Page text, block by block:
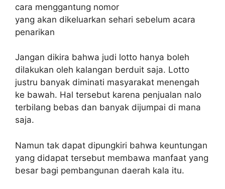
cara menggantung nomor
yang akan dikeluarkan sehari sebelum acara
penarikan
Jangan dikira bahwa judi lotto hanya boleh
dilakukan oleh kalangan berduit saja. Lotto
justru banyak diminati masyarakat menengah
ke bawah. Hal tersebut karena penjualan nalo
terbilang bebas dan banyak dijumpai di mana
saja.
Namun tak dapat dipungkiri bahwa keuntungan
yang didapat tersebut membawa manfaat yang
besar bagi pembangunan daerah kala itu.